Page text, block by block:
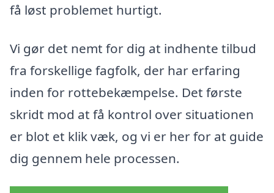
få løst problemet hurtigt.
Vi gør det nemt for dig at indhente tilbud
fra forskellige fagfolk, der har erfaring
inden for rottebekæmpelse. Det første
skridt mod at få kontrol over situationen
er blot et klik væk, og vi er her for at guide
dig gennem hele processen.